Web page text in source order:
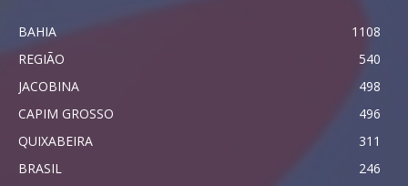
BAHIA
1108
REGIÃO
540
JACOBINA
498
CAPIM GROSSO
496
QUIXABEIRA
311
BRASIL
246